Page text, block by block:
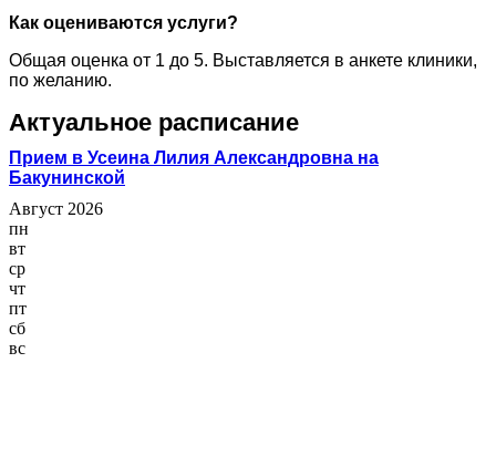
Как оцениваются услуги?
Общая оценка от 1 до 5. Выставляется в анкете клиники,
по желанию.
Актуальное расписание
Прием в Усеина Лилия Александровна на
Бакунинской
Август 2026
пн
вт
ср
чт
пт
сб
вс